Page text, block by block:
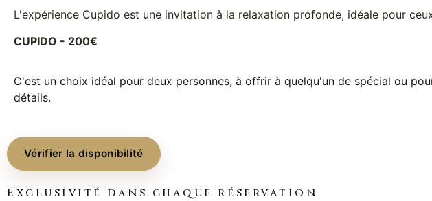
L'expérience Cupido est une invitation à la relaxation profonde, idéale pour
CUPIDO - 200€
C'est un choix idéal pour deux personnes, à offrir à quelqu'un de spécial ou
détails.
Vérifier la disponibilité
Exclusivité dans chaque réservation